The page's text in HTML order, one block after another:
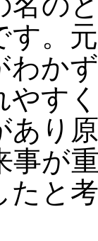
す。
わか
やす
あり
事が
たと